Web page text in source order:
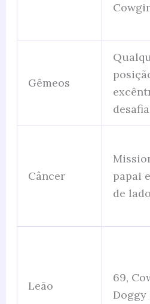
Gêmeos
Câncer
papai
de lado
Leão
69,
Doggy